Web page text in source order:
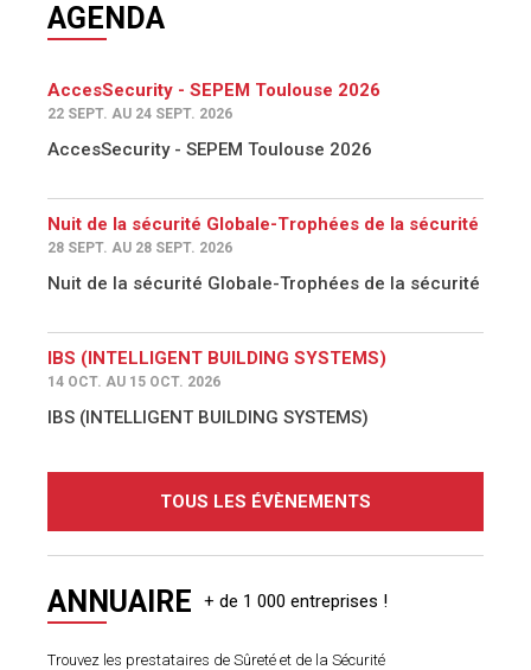
AGENDA
AccesSecurity - SEPEM Toulouse 2026
22 SEPT. AU 24 SEPT. 2026
AccesSecurity - SEPEM Toulouse 2026
Nuit de la sécurité Globale-Trophées de la sécurité
28 SEPT. AU 28 SEPT. 2026
Nuit de la sécurité Globale-Trophées de la sécurité
IBS (INTELLIGENT BUILDING SYSTEMS)
14 OCT. AU 15 OCT. 2026
IBS (INTELLIGENT BUILDING SYSTEMS)
TOUS LES ÉVÈNEMENTS
ANNUAIRE
Trouvez les prestataires de Sûreté et de la Sécurité